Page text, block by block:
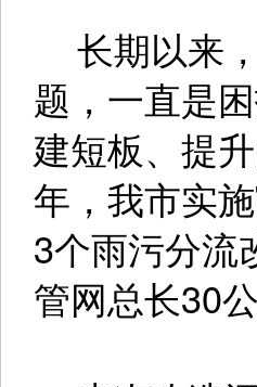
长期以来
题，一直是
建短板、提
年，我市实
3个雨污分流
管网总长30公